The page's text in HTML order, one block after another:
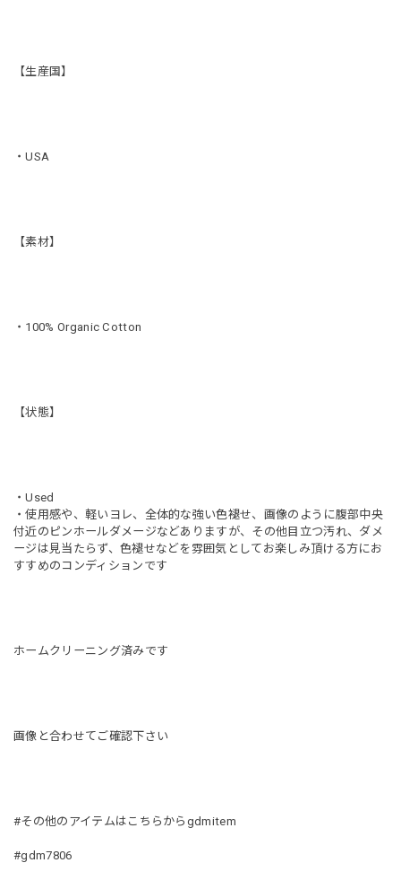
【生産国】
・USA
【素材】
・100% Organic Cotton
【状態】
・Used
・使用感や、軽いヨレ、全体的な強い色褪せ、画像のように腹部中央
付近のピンホールダメージなどありますが、その他目立つ汚れ、ダメ
ージは見当たらず、色褪せなどを雰囲気としてお楽しみ頂ける方にお
すすめのコンディションです
ホームクリーニング済みです
画像と合わせてご確認下さい
#その他のアイテムはこちらからgdmitem
#gdm7806